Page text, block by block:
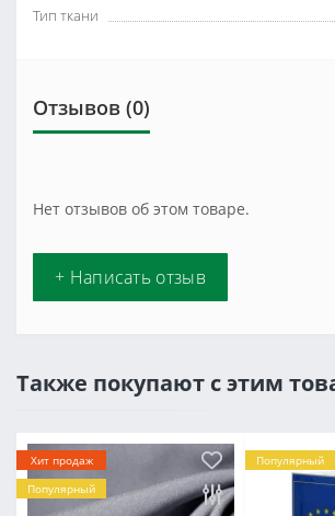
Тип ткани
Отзывов (0)
Нет отзывов об этом товаре.
+ Написать отзыв
Также покупают с этим
Хит продаж
Популярный
Популярный